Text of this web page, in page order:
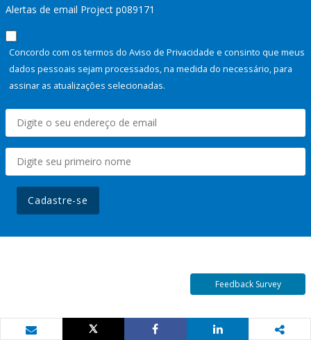
Alertas de email Project p089171
Concordo com os termos do Aviso de Privacidade e consinto que meus
dados pessoais sejam processados, na medida do necessário, para
assinar as atualizações selecionadas.
Cadastre-se
Feedback Survey